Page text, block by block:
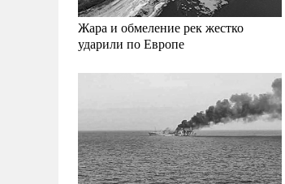
Жара и обмеление рек жестко
ударили по Европе